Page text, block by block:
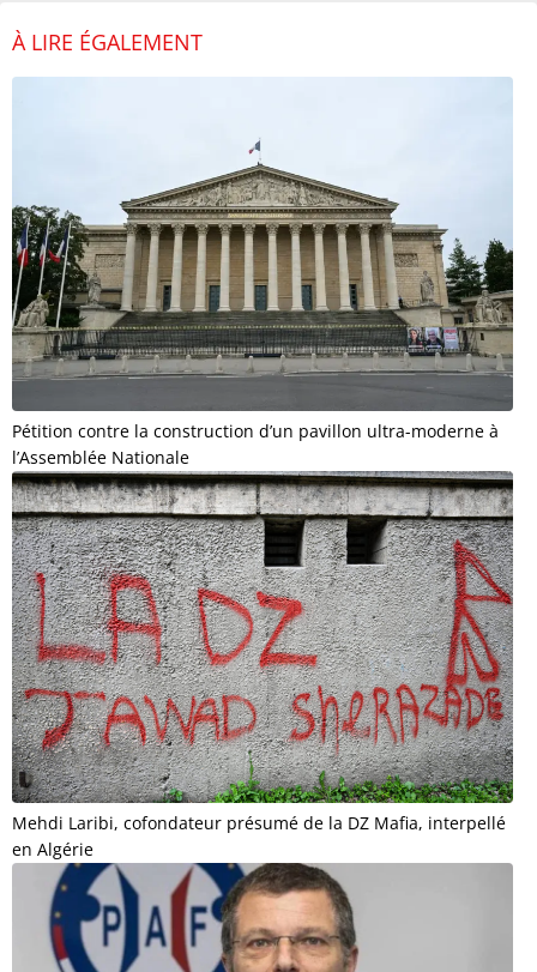
À LIRE ÉGALEMENT
Pétition contre la construction d’un pavillon ultra-moderne à
l’Assemblée Nationale
Mehdi Laribi, cofondateur présumé de la DZ Mafia, interpellé
en Algérie